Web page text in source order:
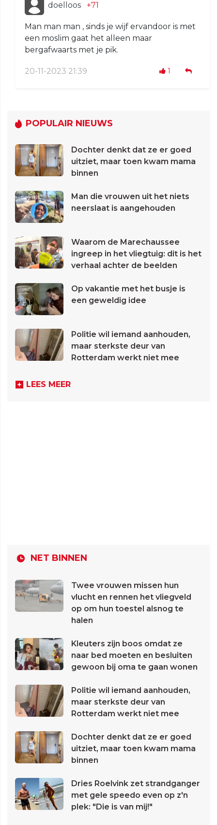
doelloos +71
Man man man , sinds je wijf ervandoor is met
een moslim gaat het alleen maar
bergafwaarts met je pik.
20-11-2023 21:39 1
POPULAIR NIEUWS
Dochter denkt dat ze er goed
uitziet, maar toen kwam mama
binnen
Man die vrouwen uit het niets
neerslaat is aangehouden
Waarom de Marechaussee
ingreep in het vliegtuig: dit is het
verhaal achter de beelden
Op vakantie met het busje is
een geweldig idee
Politie wil iemand aanhouden,
maar sterkste deur van
Rotterdam werkt niet mee
LEES MEER
NET BINNEN
Twee vrouwen missen hun
vlucht en rennen het vliegveld
op om hun toestel alsnog te
halen
Kleuters zijn boos omdat ze
naar bed moeten en besluiten
gewoon bij oma te gaan wonen
Politie wil iemand aanhouden,
maar sterkste deur van
Rotterdam werkt niet mee
Dochter denkt dat ze er goed
uitziet, maar toen kwam mama
binnen
Dries Roelvink zet strandganger
met gele speedo even op z'n
plek: "Die is van mij!"